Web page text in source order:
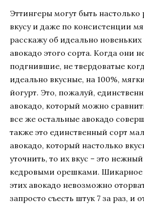
Эттингеры могут быть
вкусу и даже по консистенции
расскажу об идеально
авокадо этого сорта. Когда они
подгнившие, не твердоватые
идеально вкусные, на 100%,
йогурт. Это, пожалуй,
авокадо, который можно
все же остальные авокадо
также это единственный сорт
авокадо, который настолько
уточнить, то их вкус – это
кедровыми орешками. Шикарное
этих авокадо невозможно
запросто съесть штук 7 за раз, и